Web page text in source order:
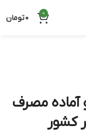
0
0تومان
آماده مصرف
کشور